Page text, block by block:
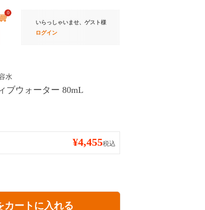
0
いらっしゃいませ、ゲスト様
ログイン
水
ブウォーター 80mL
¥4,455税込
カートに入れる